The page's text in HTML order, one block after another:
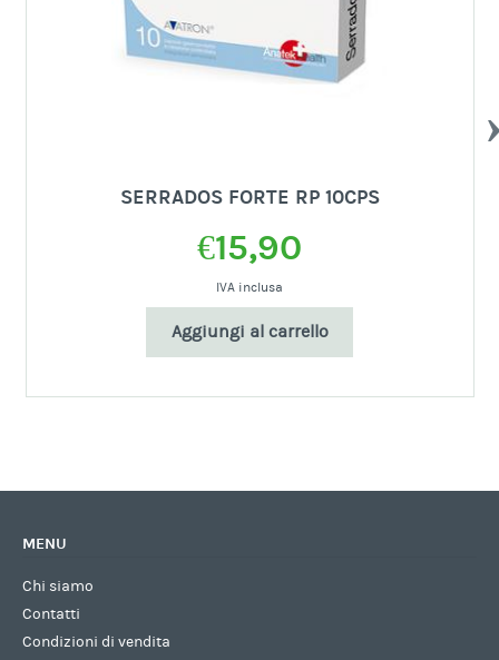
SERRADOS FORTE RP 10CPS
€15,90
IVA inclusa
Aggiungi al carrello
MENU
Chi siamo
Contatti
Condizioni di vendita